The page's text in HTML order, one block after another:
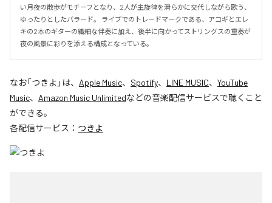
い月夜の散歩がモチーフとなり、2人が主旋律を滑らかに交代しながら歌う、
ゆったりとしたバラード。 ライブでのトレードマークである、アコギとエレ
キの2本のギターの繊細な伴奏に加え、後半に向かってストリングスの重奏が
夜の風景に彩りを添える構成となっている。
なお「つきよ 」は、 Apple Music、 Spotify、 LINE MUSIC、 YouTube
Music、 Amazon Music Unlimitedなどの音楽配信サービスで聴くこと
ができる。
各配信サービス： つきよ